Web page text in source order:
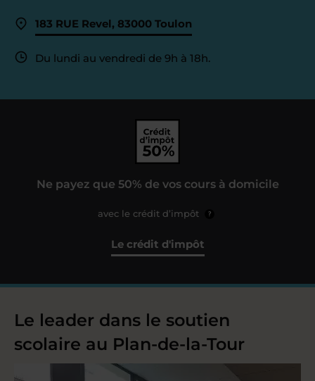
183 RUE Revel, 83000 Toulon
Du lundi au vendredi de 9h à 18h.
Ne payez que 50% de vos cours à domicile
avec le crédit d’impôt ?
Le crédit d'impôt
Le leader dans le soutien
scolaire au Plan-de-la-Tour